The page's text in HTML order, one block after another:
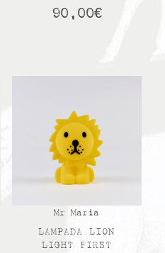
90,00€
Mr Maria
LAMPADA LION
LIGHT FIRST